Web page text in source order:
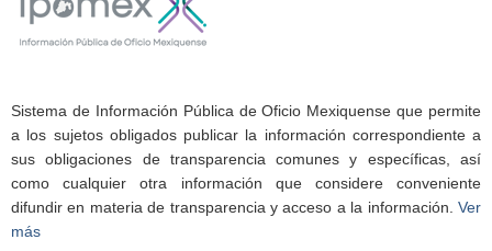
Sistema de Información Pública de Oficio Mexiquense que permite
a los sujetos obligados publicar la información correspondiente a
sus obligaciones de transparencia comunes y específicas, así
como cualquier otra información que considere conveniente
difundir en materia de transparencia y acceso a la información. Ver
más